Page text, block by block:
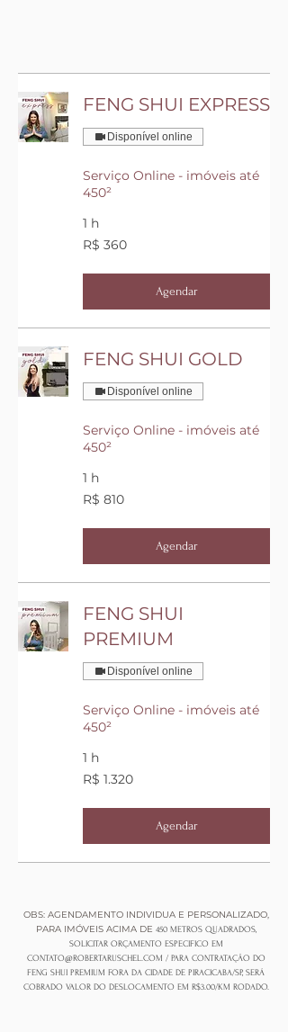
FENG SHUI EXPRESS
Disponível online
Serviço Online - imóveis até
450²
1 h
360
Reais
R$ 360
Agendar
FENG SHUI GOLD
Disponível online
Serviço Online - imóveis até
450²
1 h
810
Reais
R$ 810
Agendar
FENG SHUI
PREMIUM
Disponível online
Serviço Online - imóveis até
450²
1 h
1.320
Reais
R$ 1.320
Agendar
OBS: AGENDAMENTO INDIVIDUA E PERSONALIZADO,
PARA IMÓVEIS ACIMA DE 450 METROS QUADRADOS,
SOLICITAR ORÇAMENTO ESPECIFICO EM
CONTATO@ROBERTARUSCHEL.COM / PARA CONTRATAÇÃO DO
FENG SHUI PREMIUM FORA DA CIDADE DE PIRACICABA/SP, SERÁ
COBRADO VALOR DO DESLOCAMENTO EM R$3.00/KM RODADO.